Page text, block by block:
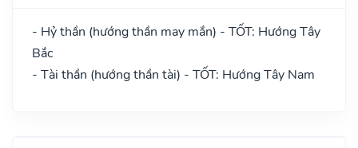
- Hỷ thần (hướng thần may mắn) - TỐT: Hướng Tây
Bắc
- Tài thần (hướng thần tài) - TỐT: Hướng Tây Nam